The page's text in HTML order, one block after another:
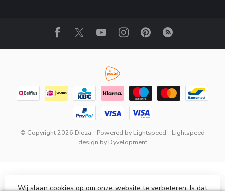
© Copyright 2026 Dioza - Powered by Lightspeed - Lightspeed
design by Dyvelopment
Wij slaan cookies op om onze website te verbeteren. Is dat